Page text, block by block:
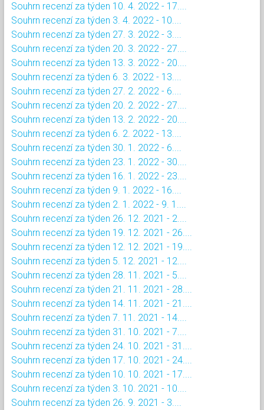
Souhrn recenzí za týden 10. 4. 2022 - 17....
Souhrn recenzí za týden 3. 4. 2022 - 10....
Souhrn recenzí za týden 27. 3. 2022 - 3....
Souhrn recenzí za týden 20. 3. 2022 - 27....
Souhrn recenzí za týden 13. 3. 2022 - 20....
Souhrn recenzí za týden 6. 3. 2022 - 13....
Souhrn recenzí za týden 27. 2. 2022 - 6....
Souhrn recenzí za týden 20. 2. 2022 - 27....
Souhrn recenzí za týden 13. 2. 2022 - 20....
Souhrn recenzí za týden 6. 2. 2022 - 13....
Souhrn recenzí za týden 30. 1. 2022 - 6....
Souhrn recenzí za týden 23. 1. 2022 - 30....
Souhrn recenzí za týden 16. 1. 2022 - 23....
Souhrn recenzí za týden 9. 1. 2022 - 16....
Souhrn recenzí za týden 2. 1. 2022 - 9. 1....
Souhrn recenzí za týden 26. 12. 2021 - 2....
Souhrn recenzí za týden 19. 12. 2021 - 26....
Souhrn recenzí za týden 12. 12. 2021 - 19....
Souhrn recenzí za týden 5. 12. 2021 - 12....
Souhrn recenzí za týden 28. 11. 2021 - 5....
Souhrn recenzí za týden 21. 11. 2021 - 28....
Souhrn recenzí za týden 14. 11. 2021 - 21....
Souhrn recenzí za týden 7. 11. 2021 - 14....
Souhrn recenzí za týden 31. 10. 2021 - 7....
Souhrn recenzí za týden 24. 10. 2021 - 31....
Souhrn recenzí za týden 17. 10. 2021 - 24....
Souhrn recenzí za týden 10. 10. 2021 - 17....
Souhrn recenzí za týden 3. 10. 2021 - 10....
Souhrn recenzí za týden 26. 9. 2021 - 3....